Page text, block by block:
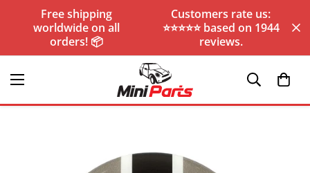
Free shipping
worldwide on all
orders! 📦
Customers rate us:
⭐️⭐️⭐️⭐️⭐️ based on 1944
reviews.